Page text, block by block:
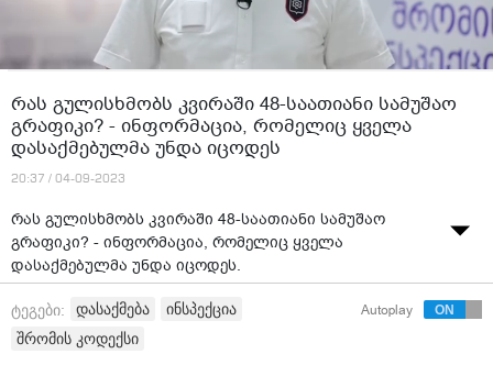
რას გულისხმობს კვირაში 48-საათიანი სამუშაო
გრაფიკი? - ინფორმაცია, რომელიც ყველა
დასაქმებულმა უნდა იცოდეს
20:37 / 04-09-2023
რას გულისხმობს კვირაში 48-საათიანი სამუშაო
გრაფიკი? - ინფორმაცია, რომელიც ყველა
დასაქმებულმა უნდა იცოდეს.
ვიდეო: შრომის ინსპექცია / Labour Inspection Office
ტეგები: დასაქმება
ინსპექცია
შრომის კოდექსი
Autoplay